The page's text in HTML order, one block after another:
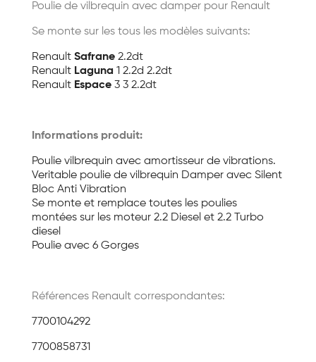
Poulie de vilbrequin avec damper pour Renault
Se monte sur les tous les modèles suivants:
Renault Safrane 2.2dt
Renault Laguna 1 2.2d 2.2dt
Renault Espace 3 3 2.2dt
Informations produit:
Poulie vilbrequin avec amortisseur de vibrations.
Veritable poulie de vilbrequin Damper avec Silent
Bloc Anti Vibration
Se monte et remplace toutes les poulies
montées sur les moteur 2.2 Diesel et 2.2 Turbo
diesel
Poulie avec 6 Gorges
Références Renault correspondantes:
7700104292
7700858731